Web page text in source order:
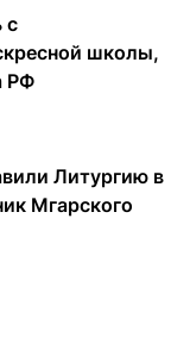
с
школы,
РФ
Литургию в
Мгарского